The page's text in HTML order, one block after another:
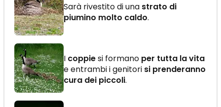
Sarà rivestito di una strato di
piumino molto caldo.
I coppiesi formano per tutta la vita
e entrambi i genitori si prenderanno
cura dei piccoli.